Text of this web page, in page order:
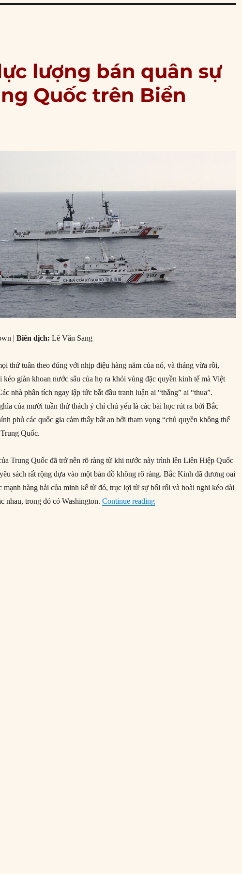
lượng bán quân sự
Quốc trên Biển
|Biên dịch: Lê Văn Sang
thứ tuân theo đúng với nhịp điệu hàng năm của nó, và tháng vừa rồi,
kéo giàn khoan nước sâu của họ ra khỏi vùng đặc quyền kinh tế mà Việt
nhà phân tích ngay lập tức bắt đầu tranh luận ai “thắng” ai “thua”.
của mười tuần thử thách ý chí chủ yếu là các bài học rút ra bởi Bắc
phủ các quốc gia cảm thấy bất an bởi tham vọng “chủ quyền không thể
Quốc.
Trung Quốc đã trở nên rõ ràng từ khi nước này trình lên Liên Hiệp Quốc
sách rất rộng dựa vào một bản đồ không rõ ràng. Bắc Kinh đã dương oai
mạnh hàng hải của minh kể từ đó, trục lợi từ sự bối rối và hoài nghi kéo dài
nhau, trong đó có Washington.Continue reading“Cách đối phó với lực